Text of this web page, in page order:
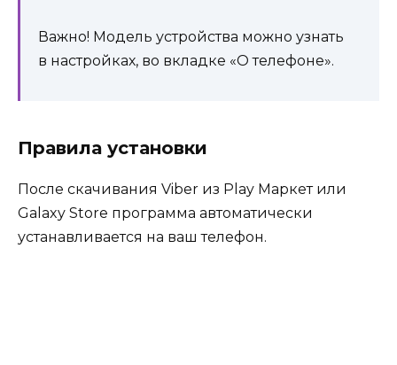
Важно! Модель устройства можно узнать
в настройках, во вкладке «О телефоне».
Правила установки
После скачивания Viber из Play Маркет или
Galaxy Store программа автоматически
устанавливается на ваш телефон.